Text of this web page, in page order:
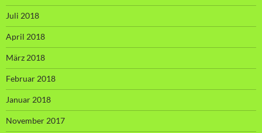
Juli 2018
April 2018
März 2018
Februar 2018
Januar 2018
November 2017